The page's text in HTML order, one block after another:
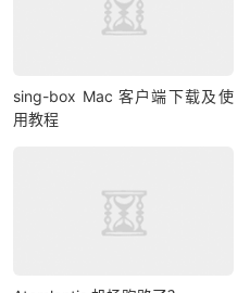
sing-box Mac 客户端下载及使
用教程